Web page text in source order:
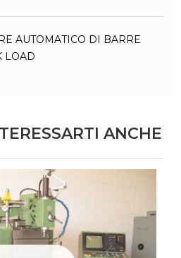
AUTOMATICO DI BARRE
LOAD
ANCHE